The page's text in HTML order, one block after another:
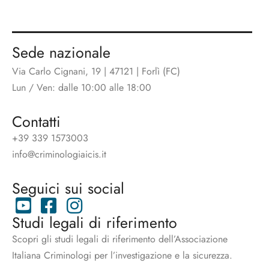
Sede nazionale
Via Carlo Cignani, 19 | 47121 | Forlì (FC)
Lun / Ven: dalle 10:00 alle 18:00
Contatti
+39 339 1573003
info@criminologiaicis.it
Seguici sui social
Studi legali di riferimento
Scopri gli studi legali di riferimento dell’Associazione
Italiana Criminologi per l’investigazione e la sicurezza.